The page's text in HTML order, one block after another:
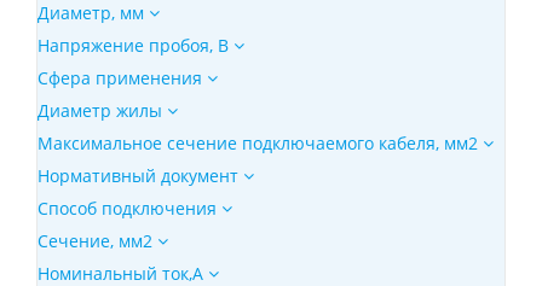
Диаметр, мм
Напряжение пробоя, В
Сфера применения
Диаметр жилы
Максимальное сечение подключаемого кабеля, мм2
Нормативный документ
Способ подключения
Сечение, мм2
Номинальный ток,А